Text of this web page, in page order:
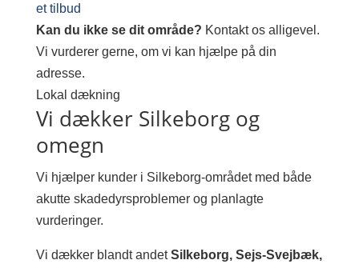
et tilbud
Kan du ikke se dit område? Kontakt os alligevel.
Vi vurderer gerne, om vi kan hjælpe på din
adresse.
Lokal dækning
Vi dækker Silkeborg og
omegn
Vi hjælper kunder i Silkeborg-området med både
akutte skadedyrsproblemer og planlagte
vurderinger.
Vi dækker blandt andetSilkeborg, Sejs-Svejbæk,